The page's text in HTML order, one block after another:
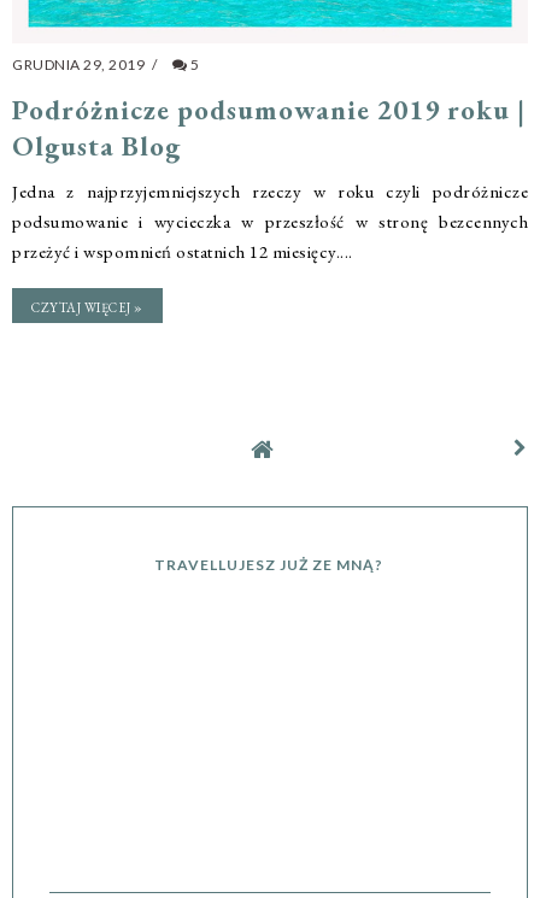
GRUDNIA 29, 2019 / 5
Podróżnicze podsumowanie 2019 roku |
Olgusta Blog
Jedna z najprzyjemniejszych rzeczy w roku czyli podróżnicze
podsumowanie i wycieczka w przeszłość w stronę bezcennych
przeżyć i wspomnień ostatnich 12 miesięcy....
CZYTAJ WIĘCEJ »
TRAVELLUJESZ JUŻ ZE MNĄ?